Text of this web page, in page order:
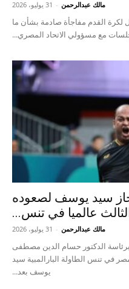
مالك عبدالرحمن - 31 يوليو، 2026
القدم مفاجأة صادمة بشأن ما
مع مسؤولي الاتحاد المصري...
سيد يوسف لصعوده
عالميا في تنس...
مالك عبدالرحمن - 31 يوليو، 2026
برئاسة الدكتور حسام الدين مصطفى
في تنس الطاولة البارالمبية سيد
يوسف بعد...